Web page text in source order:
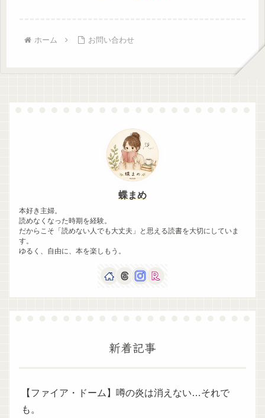
ホーム お問い合わせ
蝶まめ
本好き主婦。
読めなくなった時期を経験。
だからこそ「読めない人でも大丈夫」と思える読書を大切にしていま
す。
ゆるく、自由に、本を楽しもう。
新着記事
【ファイア・ドーム】噂の炎は消えない…それで
も。